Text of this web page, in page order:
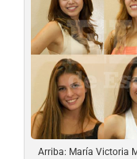
Arriba: María Victoria